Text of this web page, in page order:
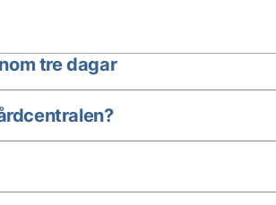
tre dagar